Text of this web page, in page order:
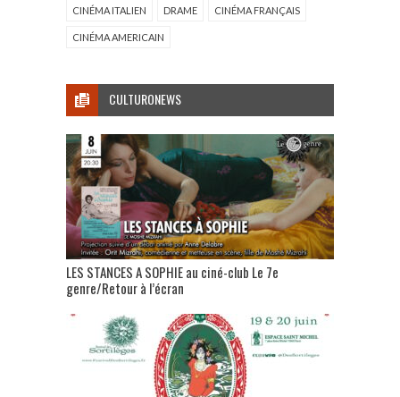
CINÉMA ITALIEN DRAME CINÉMA FRANÇAIS
CINÉMA AMERICAIN
CULTURONEWS
LES STANCES A SOPHIE au ciné-club Le 7e
genre/Retour à l’écran